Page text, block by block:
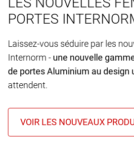
PORTES
Laissez-vous séduire par les
Internorm - une nouvelle
de portes Aluminium au design
attendent.